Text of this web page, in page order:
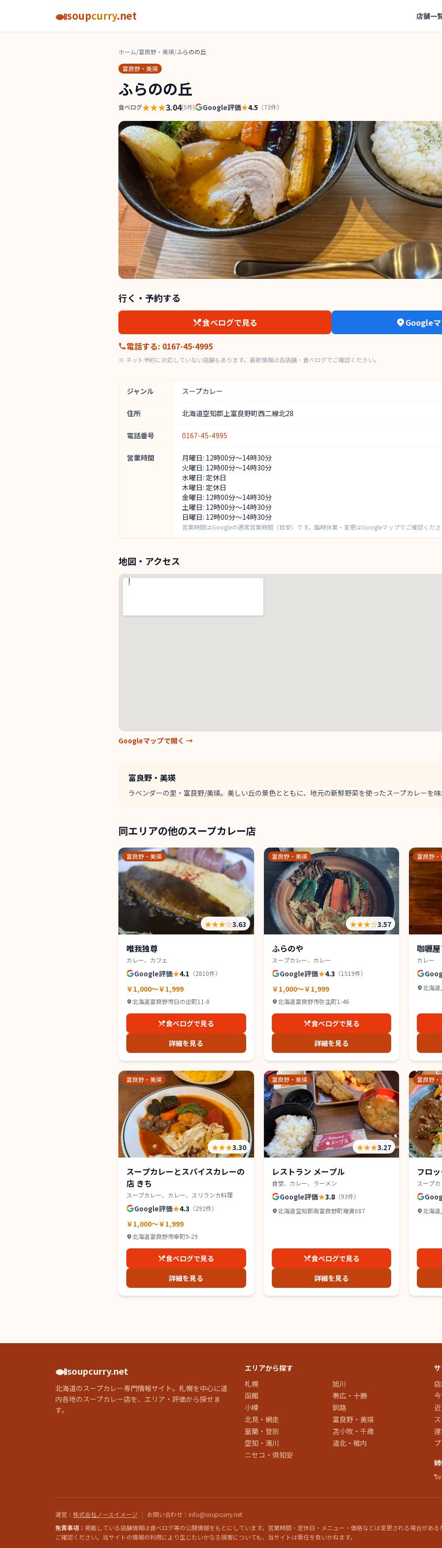
🍛soupcurry.net 店舗一
ホーム/富良野・美瑛/ふらのの丘
富良野・美瑛
ふらのの丘
食べログ★★★3.04(5件) Google評価★4.5 （73件）
行く・予約する
食べログで見る
Google
電話する: 0167-45-4995
※ ネット予約に対応していない店舗もあります。最新情報は各店舗・食べログでご確認ください。
ジャンル スープカレー
住所 北海道空知郡上富良野町西二線北28
電話番号 0167-45-4995
営業時間
月曜日: 12時00分～14時30分
火曜日: 12時00分～14時30分
水曜日: 定休日
木曜日: 定休日
金曜日: 12時00分～14時30分
土曜日: 12時00分～14時30分
日曜日: 12時00分～14時30分
営業時間はGoogleの通常営業時間（目安）です。臨時休業・変更はGoogleマップでご確認くだ
地図・アクセス
Googleマップで開く →
富良野・美瑛
ラベンダーの里・富良野/美瑛。美しい丘の景色とともに、地元の新鮮野菜を使ったスープカレーを
同エリアの他のスープカレー店
富良野・美瑛
★★★☆3.63
唯我独尊
カレー、カフェ
Google評価★4.1 （2810件）
￥1,000～￥1,999
北海道富良野市日の出町11-8
食べログで見る
詳細を見る
富良野・美瑛
★★★☆3.57
ふらのや
スープカレー、カレー
Google評価★4.3 （1519件）
￥1,000～￥1,999
北海道富良野市弥生町1-46
食べログで見る
詳細を見る
富良野
咖喱
カレー
北海
富良野・美瑛
★★★3.30
スープカレーとスパイスカレーの
店 きち
スープカレー、カレー、スリランカ料理
Google評価★4.3 （292件）
￥1,000～￥1,999
北海道富良野市幸町9-29
食べログで見る
詳細を見る
富良野・美瑛
★★★3.27
レストラン メープル
食堂、カレー、ラーメン
Google評価★3.8（93件）
北海道空知郡南富良野町幾寅687
食べログで見る
詳細を見る
富良野
フロ
スープ
北海
🍛soupcurry.net
北海道のスープカレー専門情報サイト。札幌を中心に道
内各地のスープカレー店を、エリア・評価から探せま
す。
エリアから探す
札幌
旭川
函館
帯広・十勝
小樽
釧路
北見・網走
富良野・美瑛
室蘭・登別
苫小牧・千歳
空知・滝川
道北・稚内
ニセコ・倶知安
運営 ： 株式会社ノースイメージ | お問い合わせ ：info@soupcurry.net
免責事項： 掲載している店舗情報は食べログ等の公開情報をもとにしています。営業時間・定休日・メニュー・価格などは変更される場合があ
ご確認ください。当サイトの情報の利用により生じたいかなる損害についても、当サイトは責任を負いかねます。